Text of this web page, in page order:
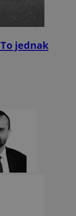
jednak